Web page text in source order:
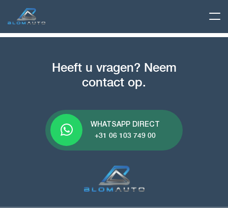
Heeft u vragen? Neem
contact op.
WHATSAPP DIRECT
+31 06 103 749 00